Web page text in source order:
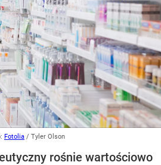
Fotolia / Tyler Olson
rośnie wartościowo